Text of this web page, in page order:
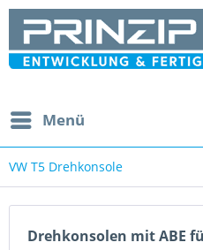
Menü
VW T5 Drehkonsole
Drehkonsolen mit ABE